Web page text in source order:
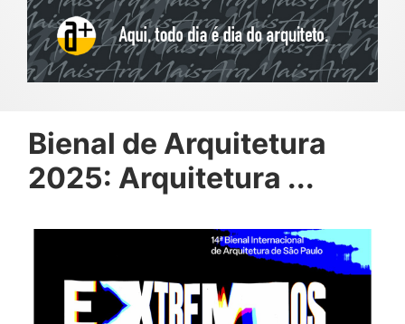
Bienal de Arquitetura
2025: Arquitetura ...